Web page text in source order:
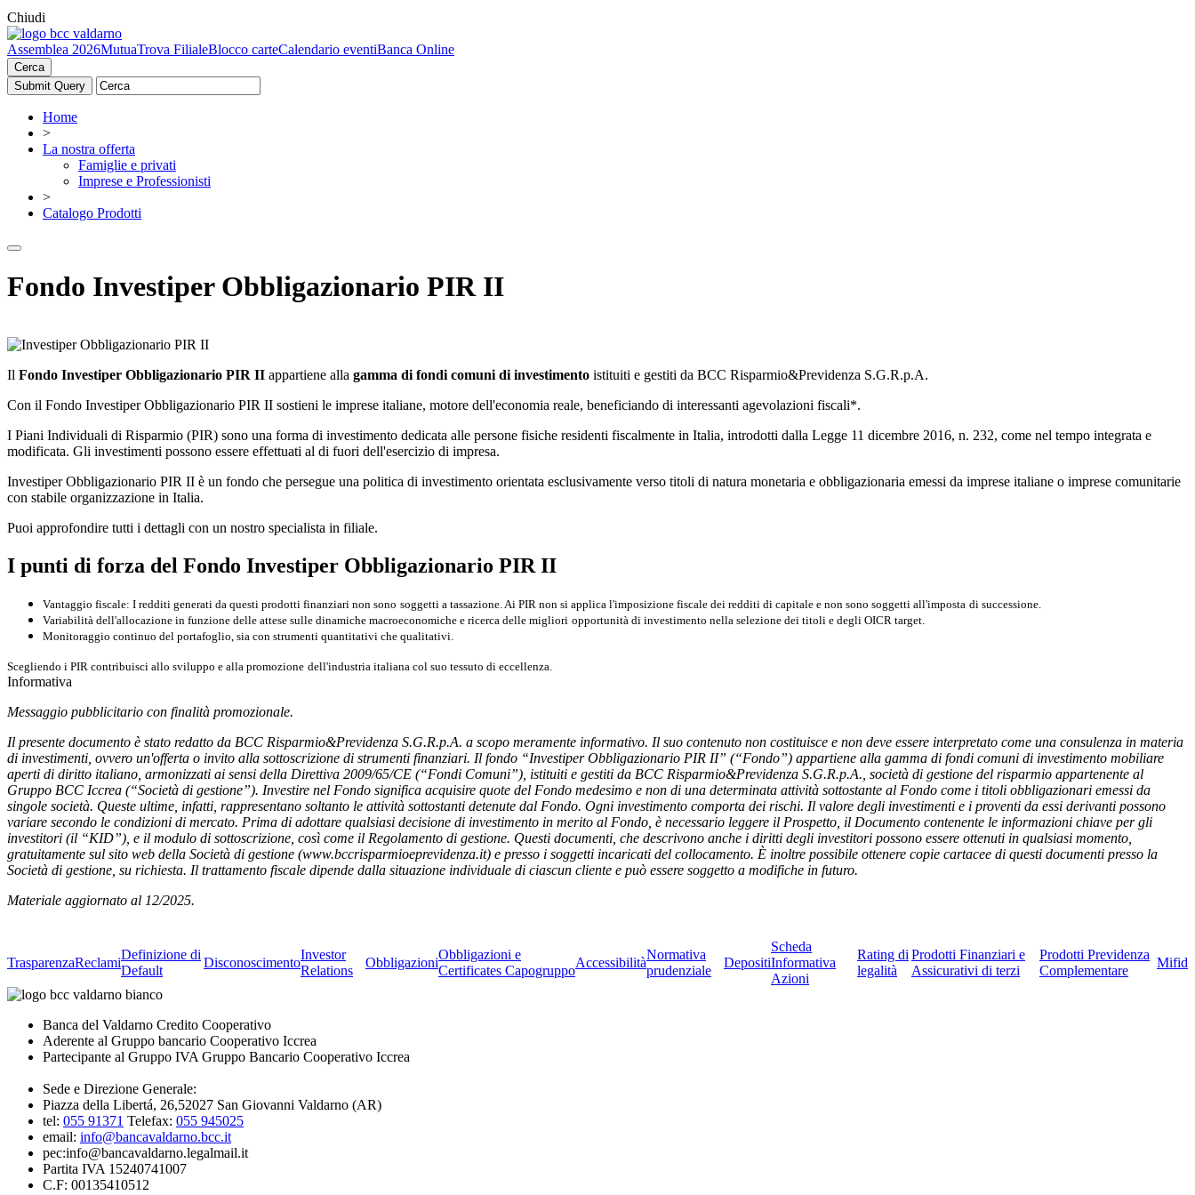
Chiudi
Assemblea 2026MutuaTrova FilialeBlocco carteCalendario eventiBanca Online
Cerca
Home
>
La nostra offerta
Famiglie e privati
Imprese e Professionisti
>
Catalogo Prodotti
Fondo Investiper Obbligazionario PIR II
Il Fondo Investiper Obbligazionario PIR II appartiene alla gamma di fondi comuni di investimento istituiti e gestiti da BCC Risparmio&Previdenza S.G.R.p.A.
Con il Fondo Investiper Obbligazionario PIR II sostieni le imprese italiane, motore dell'economia reale, beneficiando di interessanti agevolazioni fiscali*.
I Piani Individuali di Risparmio (PIR) sono una forma di investimento dedicata alle persone fisiche residenti fiscalmente in Italia, introdotti dalla Legge 11 dicembre 2016, n. 232, come nel tempo integrata e
modificata. Gli investimenti possono essere effettuati al di fuori dell'esercizio di impresa.
Investiper Obbligazionario PIR II è un fondo che persegue una politica di investimento orientata esclusivamente verso titoli di natura monetaria e obbligazionaria emessi da imprese italiane o imprese comunitarie
con stabile organizzazione in Italia.
Puoi approfondire tutti i dettagli con un nostro specialista in filiale.
I punti di forza del Fondo Investiper Obbligazionario PIR II
Vantaggio fiscale: I redditi generati da questi prodotti finanziari non sono soggetti a tassazione . Ai PIR non si applica l'imposizione fiscale dei redditi di capitale e non sono soggetti all'imposta di successione
Variabilità dell'allocazione in funzione delle attese sulle dinamiche macroeconomiche e ricerca delle migliori opportunità di investimento nella selezione dei titoli e degli OICR target.
Monitoraggio continuo del portafoglio, sia con strumenti quantitativi che qualitativi.
Scegliendo i PIR contribuisci allo sviluppo e alla promozione dell'industria italiana col suo tessuto di eccellenza.
Informativa
Messaggio pubblicitario con finalità promozionale.
Il presente documento è stato redatto da BCC Risparmio&Previdenza S.G.R.p.A. a scopo meramente informativo. Il suo contenuto non costituisce e non deve essere interpretato come una consulenza in materia
di investimenti, ovvero un'offerta o invito alla sottoscrizione di strumenti finanziari. Il fondo “Investiper Obbligazionario PIR II” (“Fondo”) appartiene alla gamma di fondi comuni di investimento mobiliare
aperti di diritto italiano, armonizzati ai sensi della Direttiva 2009/65/CE (“Fondi Comuni”), istituiti e gestiti da BCC Risparmio&Previdenza S.G.R.p.A., società di gestione del risparmio appartenente al
Gruppo BCC Iccrea (“Società di gestione”). Investire nel Fondo significa acquisire quote del Fondo medesimo e non di una determinata attività sottostante al Fondo come i titoli obbligazionari emessi da
singole società. Queste ultime, infatti, rappresentano soltanto le attività sottostanti detenute dal Fondo. Ogni investimento comporta dei rischi. Il valore degli investimenti e i proventi da essi derivanti possono
variare secondo le condizioni di mercato. Prima di adottare qualsiasi decisione di investimento in merito al Fondo, è necessario leggere il Prospetto, il Documento contenente le informazioni chiave per gli
investitori (il “KID”), e il modulo di sottoscrizione, così come il Regolamento di gestione. Questi documenti, che descrivono anche i diritti degli investitori possono essere ottenuti in qualsiasi momento,
gratuitamente sul sito web della Società di gestione (www.bccrisparmioeprevidenza.it) e presso i soggetti incaricati del collocamento. È inoltre possibile ottenere copie cartacee di questi documenti presso la
Società di gestione, su richiesta. Il trattamento fiscale dipende dalla situazione individuale di ciascun cliente e può essere soggetto a modifiche in futuro.
Materiale aggiornato al 12/2025.
TrasparenzaReclami
Definizione di
Default
Disconoscimento
Investor
Relations
Obbligazioni
Obbligazioni e
Certificates Capogruppo
Accessibilità
Normativa
prudenziale
Depositi
Scheda
Informativa
Azioni
Rating di
legalità
Prodotti Finanziari e
Assicurativi di terzi
Prodotti Previdenza
Complementare
Mifid
Banca del Valdarno Credito Cooperativo
Aderente al Gruppo bancario Cooperativo Iccrea
Partecipante al Gruppo IVA Gruppo Bancario Cooperativo Iccrea
Sede e Direzione Generale:
Piazza della Libertá, 26,52027 San Giovanni Valdarno (AR)
tel: 055 91371 Telefax: 055 945025
email: info@bancavaldarno.bcc.it
pec:info@bancavaldarno.legalmail.it
Partita IVA 15240741007
C.F: 00135410512